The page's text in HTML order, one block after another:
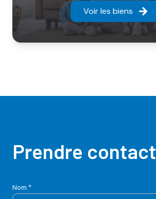
Voir les biens
Prendre contact
Nom *